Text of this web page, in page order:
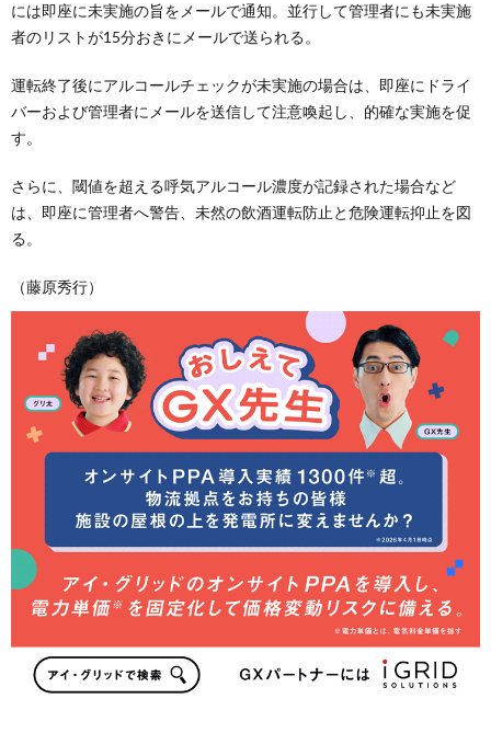
には即座に未実施の旨をメールで通知。並行して管理者にも未実施
者のリストが15分おきにメールで送られる。
運転終了後にアルコールチェックが未実施の場合は、即座にドライ
バーおよび管理者にメールを送信して注意喚起し、的確な実施を促
す。
さらに、閾値を超える呼気アルコール濃度が記録された場合など
は、即座に管理者へ警告、未然の飲酒運転防止と危険運転抑止を図
る。
（藤原秀行）